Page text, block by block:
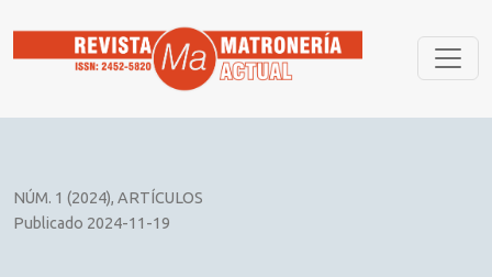
NÚM. 1 (2024), ARTÍCULOS
Publicado 2024-11-19